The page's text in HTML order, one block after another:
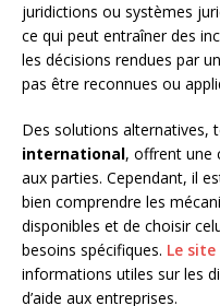
juridictions ou systèmes
ce qui peut entraîner des
les décisions rendues par
pas être reconnues ou
Des solutions alternatives,
international, offrent une
aux parties. Cependant, il
bien comprendre les
disponibles et de choisir
besoins spécifiques. Le
informations utiles sur les
d’aide aux entreprises.